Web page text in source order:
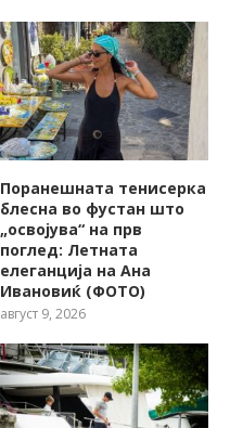
Поранешната тенисерка
блесна во фустан што
„освојува“ на прв
поглед: Летната
елеганција на Ана
Ивановиќ (ФОТО)
август 9, 2026